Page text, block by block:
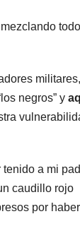
militares,
negros” y
tenido a mi
caudillo rojo
por haber